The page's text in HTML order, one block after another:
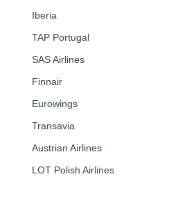
Iberia
TAP Portugal
SAS Airlines
Finnair
Eurowings
Transavia
Austrian Airlines
LOT Polish Airlines